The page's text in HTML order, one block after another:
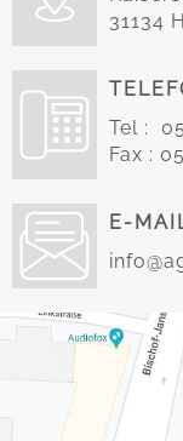
31134
Tel :
Fax :
E-